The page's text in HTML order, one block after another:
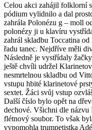
Celou akci zahájil folklorní
pódium vylidnilo a dal
zahrála Polonézu g – moll
polonézy ji u klavíru
zahrál skladbu Toccatina
řadu tanec. Nejdříve měli
Následně je vystřídaly
ještě chvíli udržel
nesmrtelnou skladbu od
vstupu hbité klarinetové
sextet. Žáci svůj vstup
Další číslo bylo opět na
dechové. Všichni dle
flétnový soubor. To však
vypomohla trumpetistka